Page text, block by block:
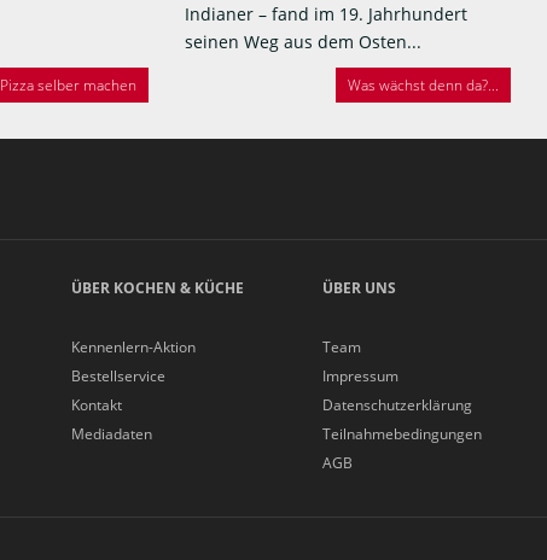
Pizza selber machen
Indianer – fand im 19. Jahrhundert
seinen Weg aus dem Osten...
Was wächst denn da?...
ÜBER KOCHEN & KÜCHE
Kennenlern-Aktion
Bestellservice
Kontakt
Mediadaten
ÜBER UNS
Team
Impressum
Datenschutzerklärung
Teilnahmebedingungen
AGB